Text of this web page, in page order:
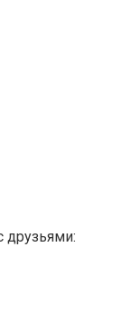
друзьями: